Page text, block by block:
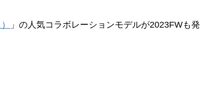
」の人気コラボレーションモデルが2023FWも発